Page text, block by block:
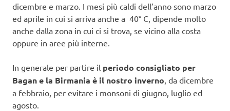
dicembre e marzo. I mesi più caldi dell’anno sono marzo
ed aprile in cui si arriva anche a 40° C, dipende molto
anche dalla zona in cui ci si trova, se vicino alla costa
oppure in aree più interne.
In generale per partire il periodo consigliato per
Bagan e la Birmania è il nostro inverno , da dicembre
a febbraio, per evitare i monsoni di giugno, luglio ed
agosto.